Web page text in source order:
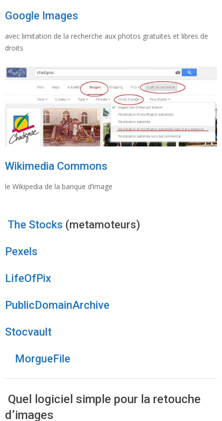
Google Images
avec limitation de la recherche aux photos gratuites et libres de
droits
Wikimedia Commons
le Wikipedia de la banque d’image
The Stocks (metamoteurs)
Pexels
LifeOfPix
PublicDomainArchive
Stocvault
MorgueFile
Quel logiciel simple pour la retouche
d’images